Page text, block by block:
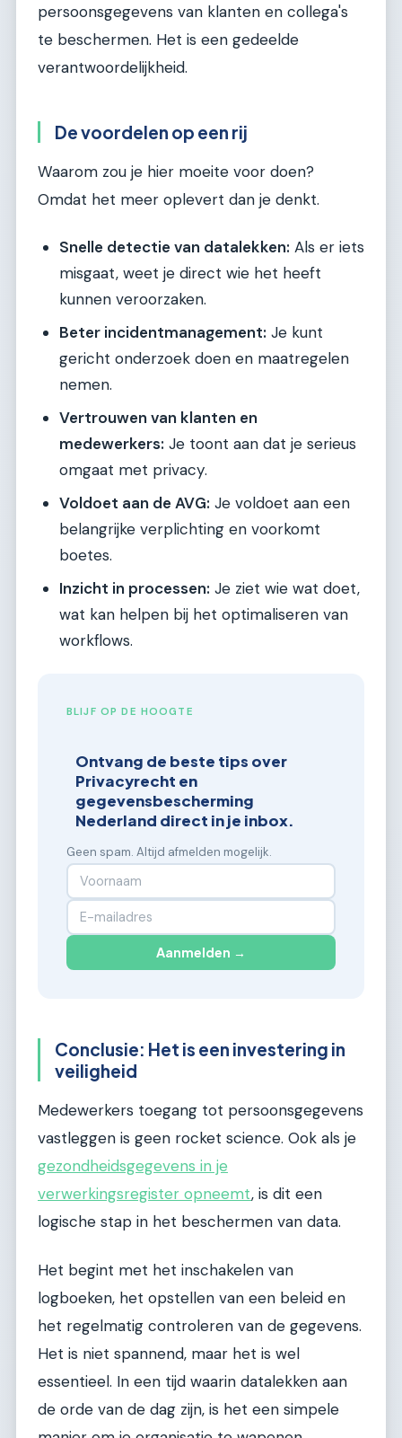
persoonsgegevens van klanten en collega's
te beschermen. Het is een gedeelde
verantwoordelijkheid.
De voordelen op een rij
Waarom zou je hier moeite voor doen?
Omdat het meer oplevert dan je denkt.
Snelle detectie van datalekken: Als er iets
misgaat, weet je direct wie het heeft
kunnen veroorzaken.
Beter incidentmanagement: Je kunt
gericht onderzoek doen en maatregelen
nemen.
Vertrouwen van klanten en
medewerkers: Je toont aan dat je serieus
omgaat met privacy.
Voldoet aan de AVG: Je voldoet aan een
belangrijke verplichting en voorkomt
boetes.
Inzicht in processen: Je ziet wie wat doet,
wat kan helpen bij het optimaliseren van
workflows.
BLIJF OP DE HOOGTE
Ontvang de beste tips over
Privacyrecht en
gegevensbescherming
Nederland direct in je inbox.
Geen spam. Altijd afmelden mogelijk.
Aanmelden →
Conclusie: Het is een investering in
veiligheid
Medewerkers toegang tot persoonsgegevens
vastleggen is geen rocket science. Ook als je
gezondheidsgegevens in je
verwerkingsregister opneemt, is dit een
logische stap in het beschermen van data.
Het begint met het inschakelen van
logboeken, het opstellen van een beleid en
het regelmatig controleren van de gegevens.
Het is niet spannend, maar het is wel
essentieel. In een tijd waarin datalekken aan
de orde van de dag zijn, is het een simpele